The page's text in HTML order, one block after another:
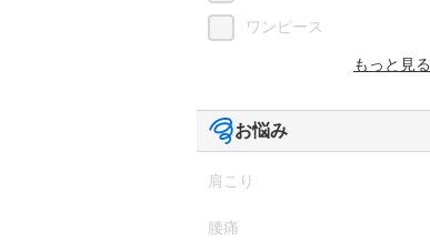
ワンピース
もっと見る
お悩み
肩こり
腰痛